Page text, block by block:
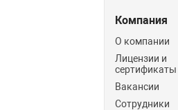
Компания
О компании
Лицензии и
сертификаты
Вакансии
Сотрудники